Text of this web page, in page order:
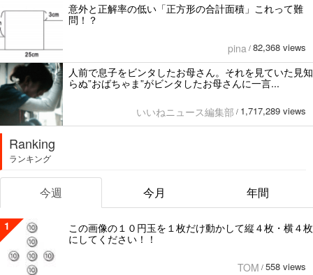
意外と正解率の低い「正方形の合計面積」これって難
問！？
pina / 82,368 views
人前で息子をビンタしたお母さん。それを見ていた見知
らぬ”おばちゃま”がビンタしたお母さんに一言...
いいねニュース編集部 / 1,717,289 views
Ranking
ランキング
今週 今月 年間
1
この画像の１０円玉を１枚だけ動かして縦４枚・横４枚
にしてください！！
TOM / 558 views